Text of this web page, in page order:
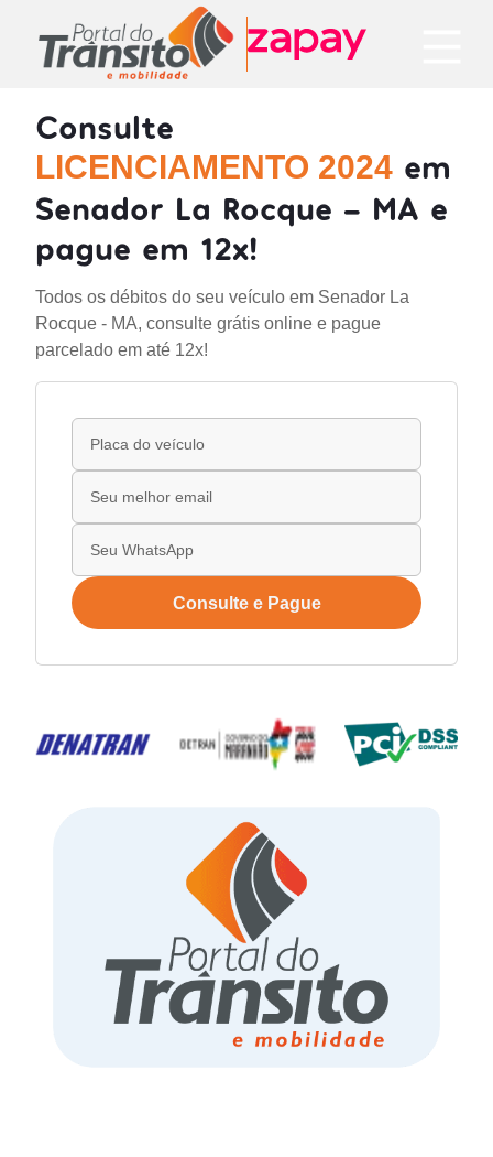
Consulte
LICENCIAMENTO 2024 em
Senador La Rocque - MA e
pague em 12x!
Todos os débitos do seu veículo em Senador La
Rocque - MA, consulte grátis online e pague
parcelado em até 12x!
Consulte e Pague